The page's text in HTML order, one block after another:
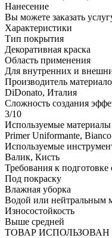
Нанесение
Вы можете заказать
Характеристики
Тип покрытия
Декоративная краска
Область применения
Для внутренних и
Производитель
DiDonato, Италия
Сложность создания
3/10
Используемые материалы
Primer Uniformante,
Используемые
Валик, Кисть
Требования к подготовке
Под покраску
Влажная уборка
Водой или нейтральным
Износостойкость
Выше средней
ТОВАР